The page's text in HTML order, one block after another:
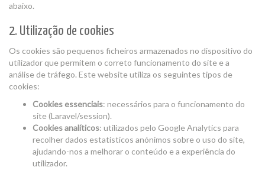
abaixo.
2. Utilização de cookies
Os cookies são pequenos ficheiros armazenados no dispositivo do
utilizador que permitem o correto funcionamento do site e a
análise de tráfego. Este website utiliza os seguintes tipos de
cookies:
Cookies essenciais: necessários para o funcionamento do
site (Laravel/session).
Cookies analíticos: utilizados pelo Google Analytics para
recolher dados estatísticos anónimos sobre o uso do site,
ajudando-nos a melhorar o conteúdo e a experiência do
utilizador.